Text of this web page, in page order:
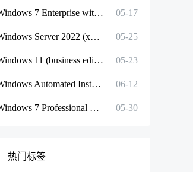
Windows 7 Enterprise with Service Pack 1 (x64) - DVD (Chinese-Simplified)简体中文安装版 05-17
Windows Server 2022 (x64) - DVD (Chinese-Simplified) 05-25
Windows 11 (business editions) (updated April 2022) (x64) - DVD (Chinese-Simplified) 05-23
Windows Automated Installation Kit for Windows 7 and Windows Server 2008 R2 Service Pack 1 (x86, x64 06-12
Windows 7 Professional with Service Pack 1, VL Build (x64) - DVD (Chinese-Simplified) 05-30
热门标签